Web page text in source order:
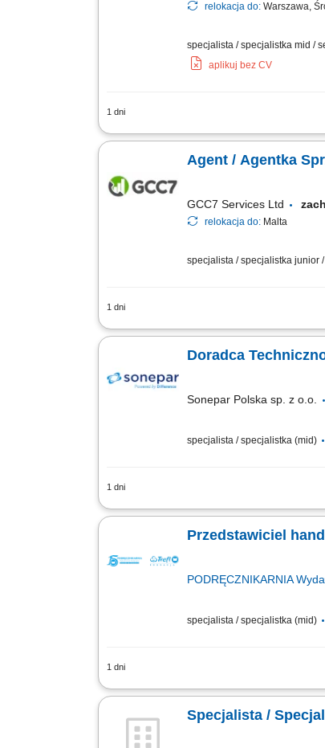
relokacja do: Warszawa,
specjalista / specjalistka mid /
aplikuj bez CV
1 dni
As a Sales Representative
Agent / Agentka
GCC7 Services Ltd
relokacja do: Malta
specjalista / specjalistka junior /
1 dni
ZAKRES OBOWIĄZKÓW:
Doradca
Sonepar Polska sp. z o.o.
specjalista / specjalistka (mid)
1 dni
Zadania: Przygotowywanie
Przedstawiciel
PODRĘCZNIKARNIA
specjalista / specjalistka (mid)
1 dni
Opis stanowiska: Aktywne
Specjalista /